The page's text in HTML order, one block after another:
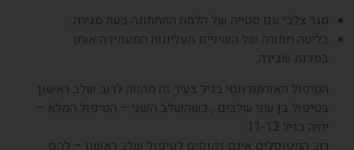
צלבי עם סטייה של הלסת התחתונה בעת סגירה.
חמורה של השיניים העליונות המעמידה אותן
שבירה.
האורתודונטי בגיל צעיר זה מהווה לרוב שלב ראשון
בן שני שלבים , כשהשלב השני – הטיפול המלא –
בגיל 11-13.
המטופלים אינם זקוקים לטיפול שלב ראשון – להם